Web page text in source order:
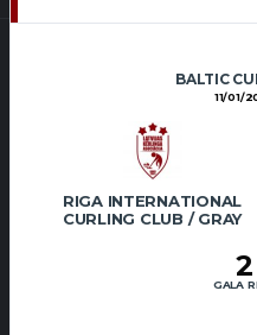
BALTIC
11/01/
RIGA INTERNATIONAL
CURLING CLUB / GRAY
2
GALA